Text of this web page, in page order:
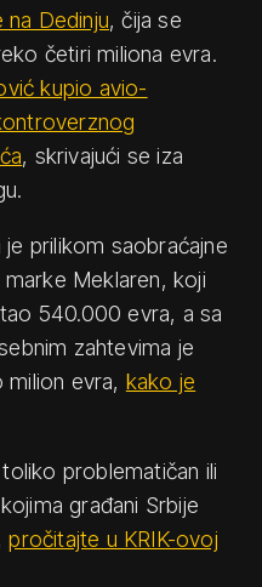
Dedinju, čija se
četiri miliona evra.
kupio avio-
, skrivajući se iza
prilikom saobraćajne
Meklaren, koji
540.000 evra, a sa
zahtevima je
evra, kako je
problematičan ili
građani Srbije
pročitajte u KRIK-ovoj